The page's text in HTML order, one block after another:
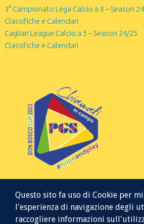
3° Campionato Lega Calcio a 8 – Season
Classifiche e Calendari
Cagliari League Calcio a 5 – Season 24/25
Classifiche e Calendari
Questo sito fa uso di Cookie per
l'esperienza di navigazione degli
raccogliere informazioni